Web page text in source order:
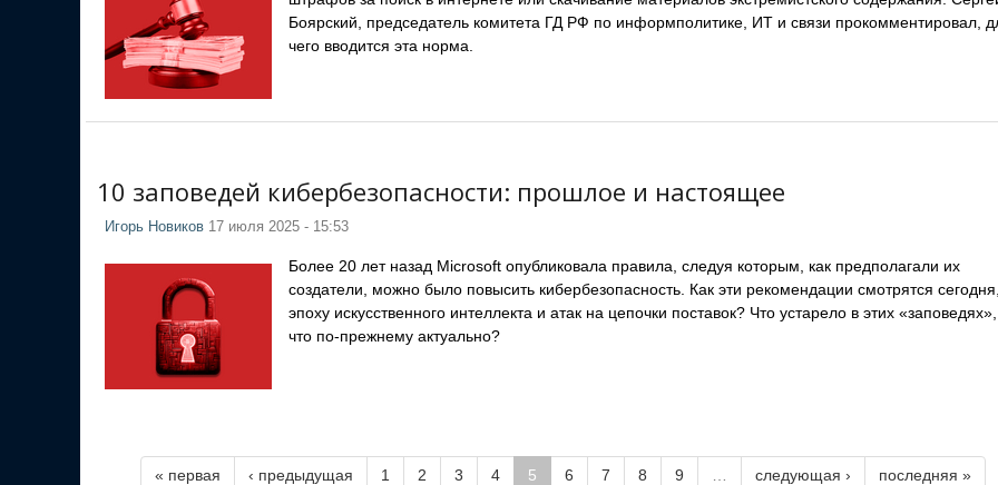
Боярский, председатель комитета ГД РФ по информполитике, ИТ и связи прокомментировал,
чего вводится эта норма.
10 заповедей кибербезопасности: прошлое и настоящее
Игорь Новиков 17 июля 2025 - 15:53
Более 20 лет назад Microsoft опубликовала правила, следуя которым, как предполагали их
создатели, можно было повысить кибербезопасность. Как эти рекомендации смотрятся
эпоху искусственного интеллекта и атак на цепочки поставок? Что устарело в этих
что по-прежнему актуально?
« первая ‹ предыдущая 1 2 3 4 5 6 7 8 9 следующая › последняя »